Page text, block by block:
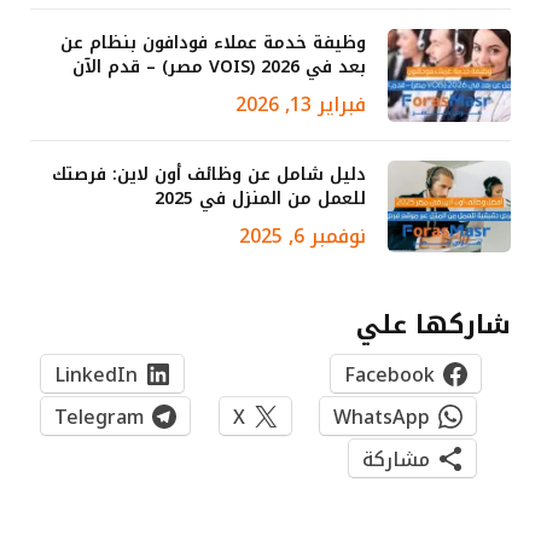
وظيفة خدمة عملاء فودافون بنظام عن
بعد في 2026 (VOIS مصر) – قدم الآن
فبراير 13, 2026
دليل شامل عن وظائف أون لاين: فرصتك
للعمل من المنزل في 2025
نوفمبر 6, 2025
شاركها علي
Facebook
LinkedIn
WhatsApp
X
Telegram
مشاركة